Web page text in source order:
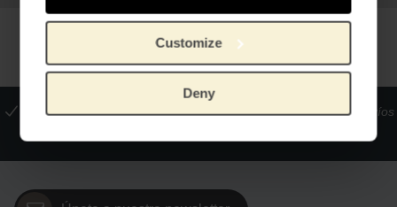
Customize
Deny
La tienda oficial del Museo Van Gogh Pagos seguros
Envíos